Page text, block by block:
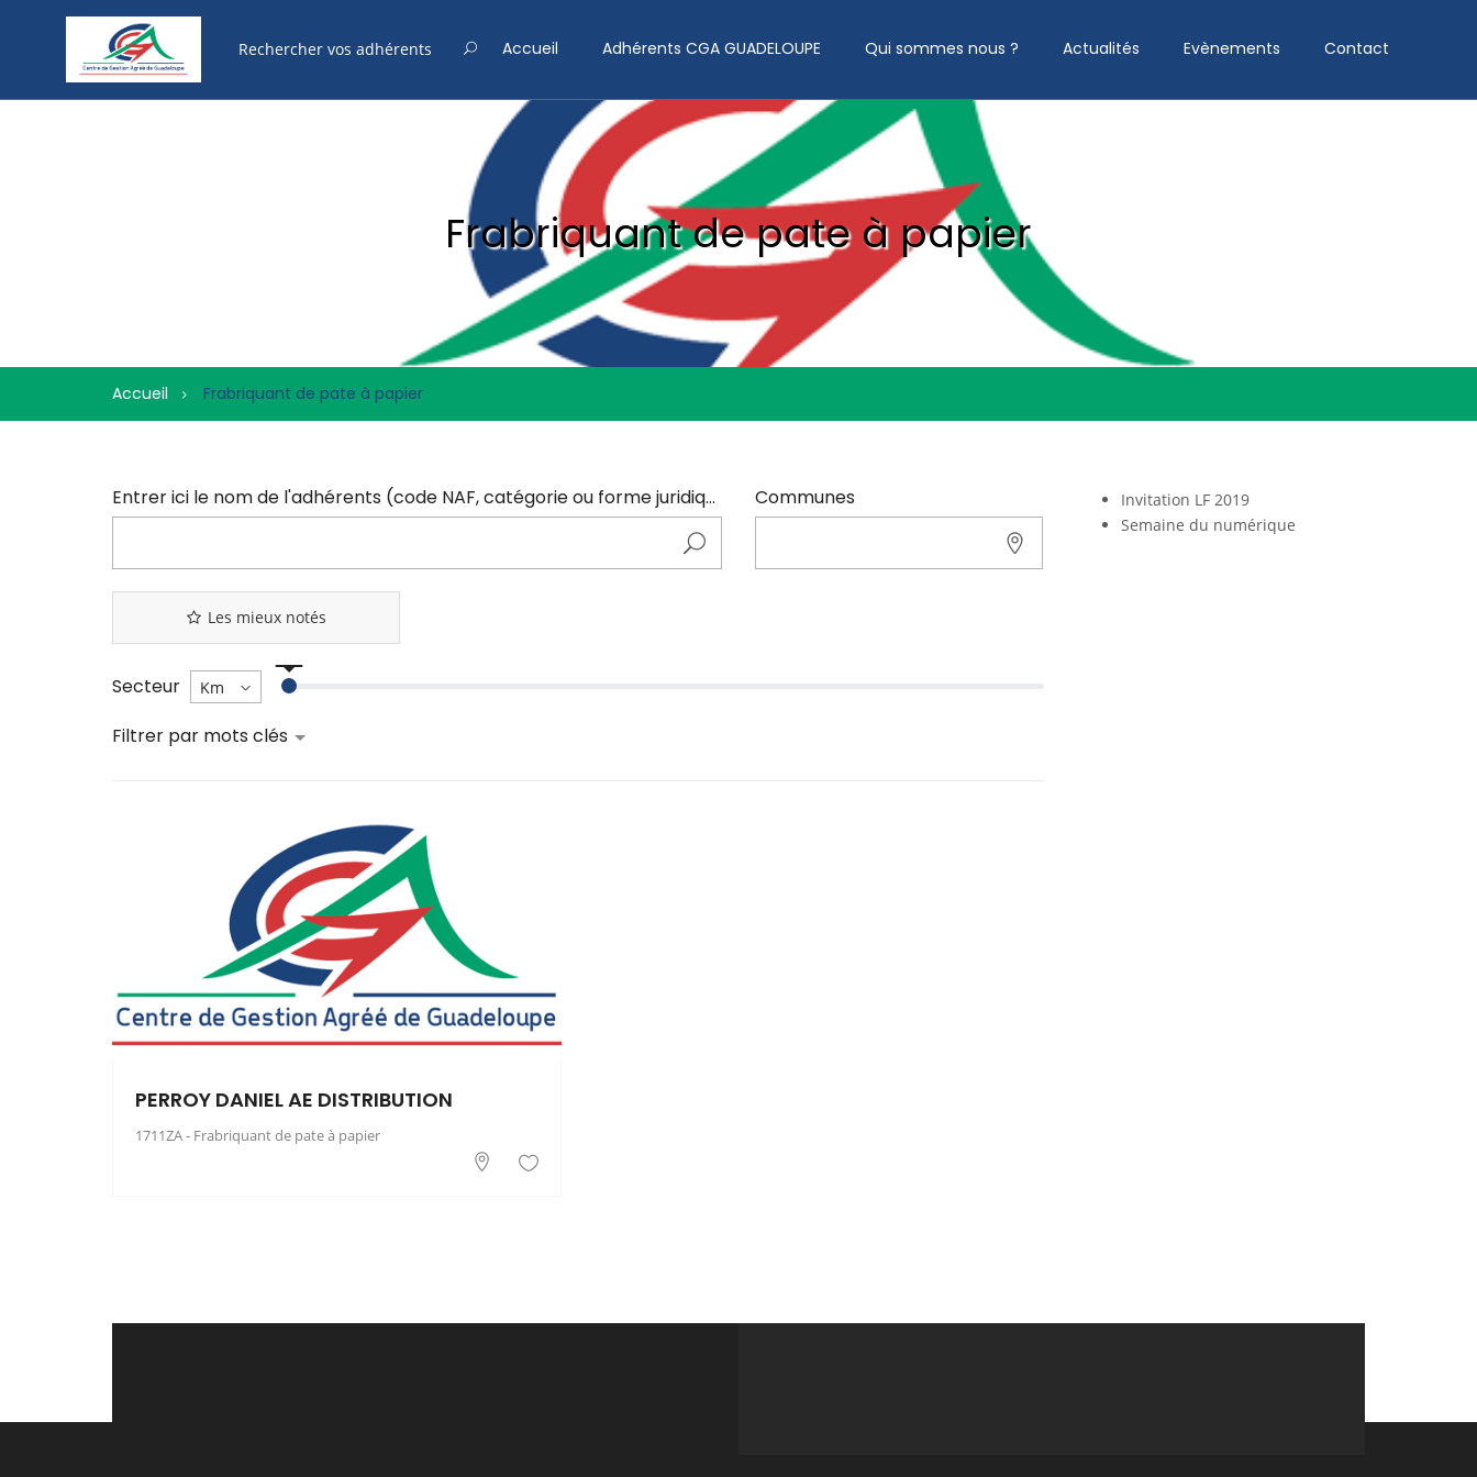
Accueil Adhérents CGA GUADELOUPE Qui sommes nous ? Actualités Evènements Contact
Frabriquant de pate à papier
Accueil Frabriquant de pate à papier
Entrer ici le nom de l'adhérents (code NAF, catégorie ou forme juridique) Communes
Les mieux notés
Secteur
Filtrer par mots clés
PERROY DANIEL AE DISTRIBUTION
1711ZA - Frabriquant de pate à papier
Invitation LF 2019
Semaine du numérique